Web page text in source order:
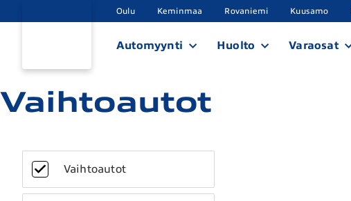
Oulu Keminmaa Rovaniemi Kuusamo
Automyynti Huolto Varaosat
Vaihtoautot
Vaihtoautot